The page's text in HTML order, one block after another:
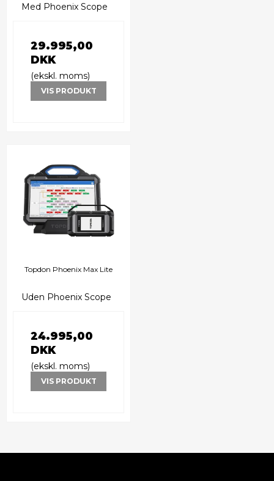
Med Phoenix Scope
29.995,00
DKK
(ekskl. moms)
VIS PRODUKT
Topdon Phoenix Max Lite
Uden Phoenix Scope
24.995,00
DKK
(ekskl. moms)
VIS PRODUKT